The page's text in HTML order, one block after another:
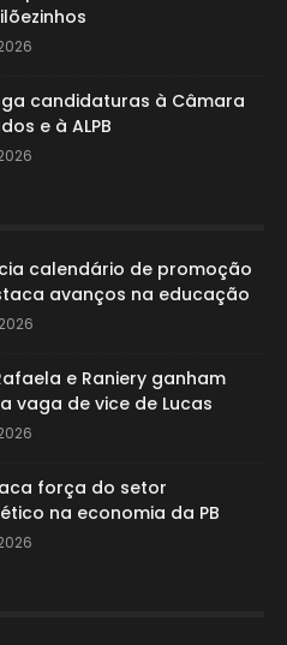
candidaturas à Câmara
e à ALPB
calendário de promoção
avanços na educação
e Raniery ganham
vaga de vice de Lucas
força do setor
na economia da PB